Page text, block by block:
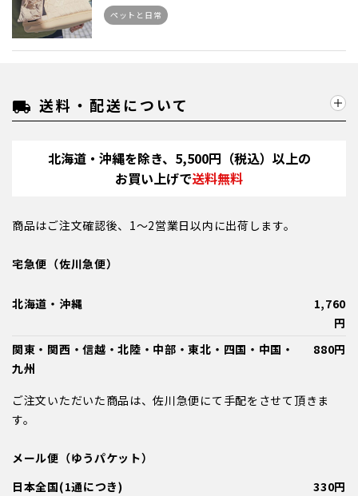
ペットと日常
local_shipping 送料・配送について
北海道・沖縄を除き、5,500円（税込）以上の
お買い上げで送料無料
商品はご注文確認後、1～2営業日以内に出荷します。
宅急便（佐川急便）
北海道・沖縄
1,760
円
関東・関西・信越・北陸・中部・東北・四国・中国・
九州
880円
ご注文いただいた商品は、佐川急便にて手配をさせて頂きま
す。
メール便（ゆうパケット）
日本全国(1通につき)
330円